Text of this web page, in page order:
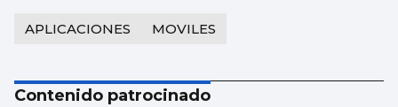
APLICACIONES MOVILES
Contenido patrocinado